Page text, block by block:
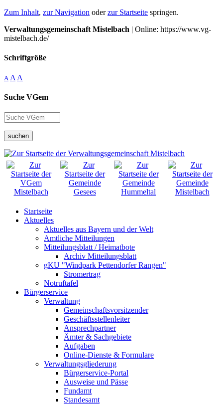
Zum Inhalt, zur Navigation oderzur Startseite springen.
Verwaltungsgemeinschaft Mistelbach | Online: https://www.vg-
mistelbach.de/
Schriftgröße
A A A
Suche VGem
suchen
Startseite
Aktuelles
Aktuelles aus Bayern und der Welt
Amtliche Mitteilungen
Mitteilungsblatt / Heimatbote
Archiv Mitteilungsblatt
gKU "Windpark Pettendorfer Rangen"
Stromertrag
Notruftafel
Bürgerservice
Verwaltung
Gemeinschaftsvorsitzender
Geschäftsstellenleiter
Ansprechpartner
Ämter & Sachgebiete
Aufgaben
Online-Dienste & Formulare
Verwaltungsgliederung
Bürgerservice-Portal
Ausweise und Pässe
Fundamt
Standesamt